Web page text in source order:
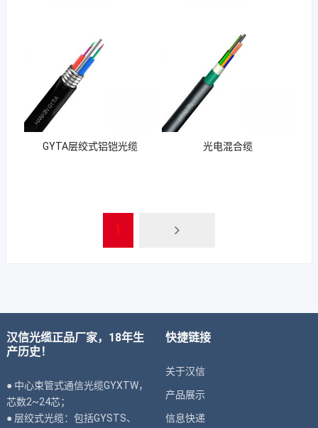
GYTA层绞式铝铠光缆 光电混合缆
1
汉信光缆正品厂家，18年生
产历史！
● 中心束管式通信光缆GYXTW，
芯数2~24芯；
● 层绞式光缆：包括GYSTS、
快捷链接
关于汉信
产品展示
信息快递